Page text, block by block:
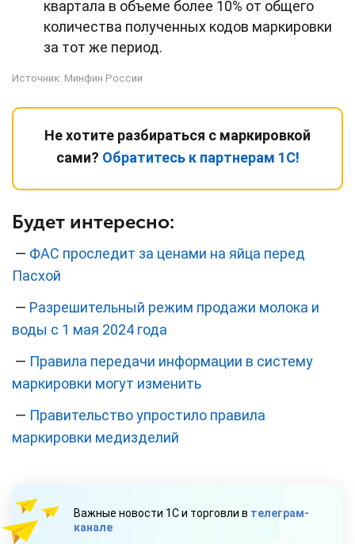
квартала в объеме более 10% от общего
количества полученных кодов маркировки
за тот же период.
Источник: Минфин России
Не хотите разбираться с маркировкой
сами? Обратитесь к партнерам 1С!
Будет интересно:
— ФАС проследит за ценами на яйца перед
Пасхой
— Разрешительный режим продажи молока и
воды с 1 мая 2024 года
— Правила передачи информации в систему
маркировки могут изменить
— Правительство упростило правила
маркировки медизделий
Важные новости 1С и торговли в телеграм-
канале